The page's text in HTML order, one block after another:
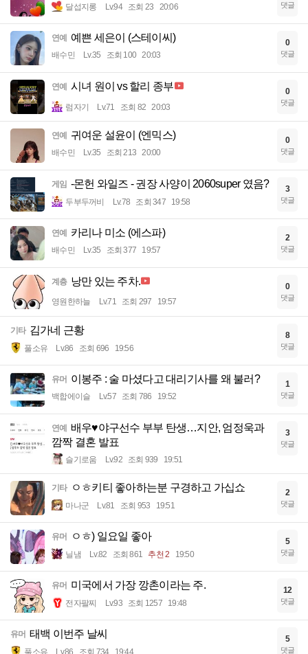
달섭지롱 Lv.94 조회 23 20:06 댓글
연예 예쁜 세은이 (스테이씨)
배수민 Lv.35 조회 100 20:03
0
댓글
연예 시녀 원이 vs 할리 종부
럼자기 Lv.71 조회 82 20:03
0
댓글
연예 귀여운 설윤이 (엔믹스)
배수민 Lv.35 조회 213 20:00
0
댓글
게임 -몬헌 와일즈 - 권장 사양이 2060super 였음?
두부두꺼비 Lv.78 조회 347 19:58
3
댓글
연예 카리나 미소 (에스파)
배수민 Lv.35 조회 377 19:57
2
댓글
계층 낭만 있는 주차.
영원한하늘 Lv.71 조회 297 19:57
0
댓글
기타 김가네 근황
풀소유 Lv.86 조회 696 19:56
8
댓글
유머 이봉주 : 술 마셨다고 대리기사를 왜 불러?
백합에이슬 Lv.57 조회 786 19:52
1
댓글
연예
배우♥야구선수 부부 탄생…지안, 엄정욱과
깜짝 결혼 발표
슬기로움 Lv.92 조회 939 19:51
3
댓글
기타 ㅇㅎ키티 좋아하는분 구경하고 가십쇼
마나군 Lv.81 조회 953 19:51
2
댓글
유머 ㅇㅎ) 일요일 좋아
닐냄 Lv.82 조회 861 추천 2 19:50
5
댓글
유머 미국에서 가장 깡촌이라는 주.
전자팔찌 Lv.93 조회 1257 19:48
12
댓글
유머 태백 이번주 날씨
풀소유 Lv.86 조회 734 19:44
5
댓글